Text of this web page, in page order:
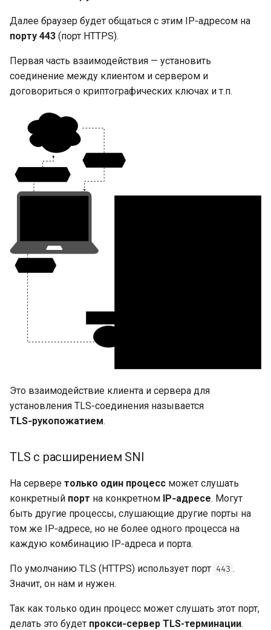
Далее браузер будет общаться с этим IP‑адресом на
порту 443 (порт HTTPS).
Первая часть взаимодействия — установить
соединение между клиентом и сервером и
договориться о криптографических ключах и т.п.
Это взаимодействие клиента и сервера для
установления TLS‑соединения называется
TLS‑рукопожатием.
TLS с расширением SNI
На сервере только один процесс может слушать
конкретный порт на конкретном IP‑адресе. Могут
быть другие процессы, слушающие другие порты на
том же IP‑адресе, но не более одного процесса на
каждую комбинацию IP‑адреса и порта.
По умолчанию TLS (HTTPS) использует порт 443 .
Значит, он нам и нужен.
Так как только один процесс может слушать этот порт,
делать это будет прокси‑сервер TLS-терминации.